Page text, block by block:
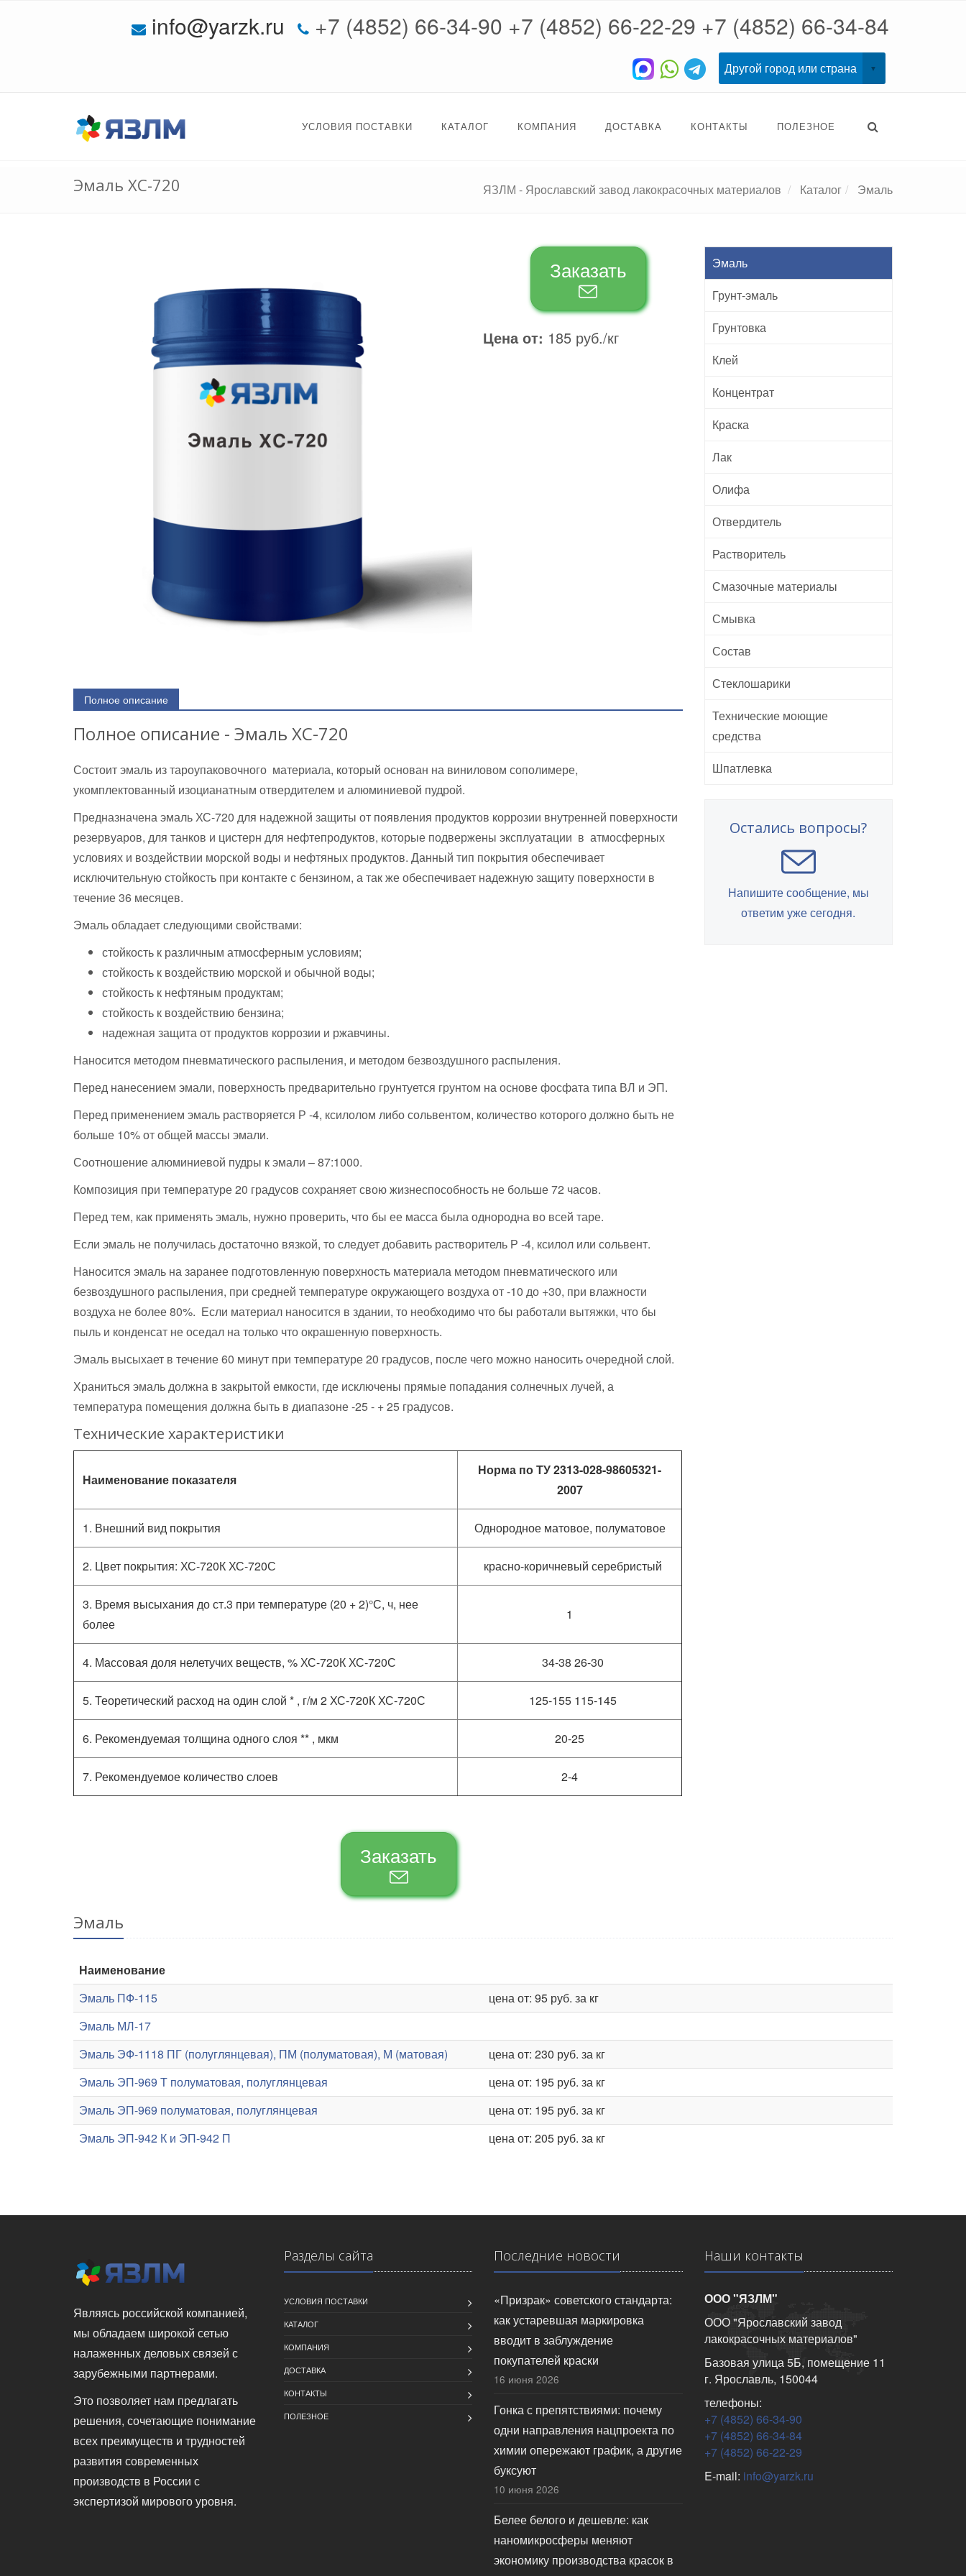
info@yarzk.ru +7 (4852) 66-34-90 +7 (4852) 66-22-29 +7 (4852) 66-34-84
УСЛОВИЯ ПОСТАВКИ КАТАЛОГ КОМПАНИЯ ДОСТАВКА КОНТАКТЫ ПОЛЕЗНОЕ
Эмаль ХС-720 ЯЗЛМ - Ярославский завод лакокрасочных материалов Каталог Эмаль
Заказать
Цена от: 185 руб./кг
Полное описание
Полное описание - Эмаль ХС-720
Состоит эмаль из тароупаковочного материала, который основан на виниловом сополимере,
укомплектованный изоцианатным отвердителем и алюминиевой пудрой.
Предназначена эмаль ХС-720 для надежной защиты от появления продуктов коррозии внутренней поверхности
резервуаров, для танков и цистерн для нефтепродуктов, которые подвержены эксплуатации в атмосферных
условиях и воздействии морской воды и нефтяных продуктов. Данный тип покрытия обеспечивает
исключительную стойкость при контакте с бензином, а так же обеспечивает надежную защиту поверхности в
течение 36 месяцев.
Эмаль обладает следующими свойствами:
стойкость к различным атмосферным условиям;
стойкость к воздействию морской и обычной воды;
стойкость к нефтяным продуктам;
стойкость к воздействию бензина;
надежная защита от продуктов коррозии и ржавчины.
Наносится методом пневматического распыления, и методом безвоздушного распыления.
Перед нанесением эмали, поверхность предварительно грунтуется грунтом на основе фосфата типа ВЛ и ЭП.
Перед применением эмаль растворяется Р -4, ксилолом либо сольвентом, количество которого должно быть не
больше 10% от общей массы эмали.
Соотношение алюминиевой пудры к эмали – 87:1000.
Композиция при температуре 20 градусов сохраняет свою жизнеспособность не больше 72 часов.
Перед тем, как применять эмаль, нужно проверить, что бы ее масса была однородна во всей таре.
Если эмаль не получилась достаточно вязкой, то следует добавить растворитель Р -4, ксилол или сольвент.
Наносится эмаль на заранее подготовленную поверхность материала методом пневматического или
безвоздушного распыления, при средней температуре окружающего воздуха от -10 до +30, при влажности
воздуха не более 80%. Если материал наносится в здании, то необходимо что бы работали вытяжки, что бы
пыль и конденсат не оседал на только что окрашенную поверхность.
Эмаль высыхает в течение 60 минут при температуре 20 градусов, после чего можно наносить очередной слой.
Храниться эмаль должна в закрытой емкости, где исключены прямые попадания солнечных лучей, а
температура помещения должна быть в диапазоне -25 - + 25 градусов.
Технические характеристики
Наименование показателя
Норма по ТУ 2313-028-98605321-
2007
1. Внешний вид покрытия Однородное матовое, полуматовое
2. Цвет покрытия: ХС-720К ХС-720С красно-коричневый серебристый
3. Время высыхания до ст.3 при температуре (20 + 2)°С, ч, нее
более
1
4. Массовая доля нелетучих веществ, % ХС-720К ХС-720С 34-38 26-30
5. Теоретический расход на один слой * , г/м 2 ХС-720К ХС-720С 125-155 115-145
6. Рекомендуемая толщина одного слоя ** , мкм 20-25
7. Рекомендуемое количество слоев 2-4
Заказать
Эмаль
Грунт-эмаль
Грунтовка
Клей
Концентрат
Краска
Лак
Олифа
Отвердитель
Растворитель
Смазочные материалы
Смывка
Состав
Стеклошарики
Технические моющие
средства
Шпатлевка
Остались вопросы?
Напишите сообщение, мы
ответим уже сегодня.
Эмаль
Наименование
Эмаль ПФ-115
цена от: 95 руб. за кг
Эмаль МЛ-17
Эмаль ЭФ-1118 ПГ (полуглянцевая), ПМ (полуматовая), М (матовая)
цена от: 230 руб. за кг
Эмаль ЭП-969 Т полуматовая, полуглянцевая
цена от: 195 руб. за кг
Эмаль ЭП-969 полуматовая, полуглянцевая
цена от: 195 руб. за кг
Эмаль ЭП-942 К и ЭП-942 П
цена от: 205 руб. за кг
Являясь российской компанией,
мы обладаем широкой сетью
налаженных деловых связей с
зарубежными партнерами.
Это позволяет нам предлагать
решения, сочетающие понимание
всех преимуществ и трудностей
развития современных
производств в России с
экспертизой мирового уровня.
Разделы сайта
УСЛОВИЯ ПОСТАВКИ
КАТАЛОГ
КОМПАНИЯ
ДОСТАВКА
КОНТАКТЫ
ПОЛЕЗНОЕ
Последние новости
«Призрак» советского стандарта:
как устаревшая маркировка
вводит в заблуждение
покупателей краски
16 июня 2026
Гонка с препятствиями: почему
одни направления нацпроекта по
химии опережают график, а другие
буксуют
10 июня 2026
Белее белого и дешевле: как
наномикросферы меняют
экономику производства красок в
Наши контакты
ООО "ЯЗЛМ"
ООО "Ярославский завод
лакокрасочных материалов"
Базовая улица 5Б, помещение 11
г. Ярославль, 150044
телефоны:
+7 (4852) 66-34-90
+7 (4852) 66-34-84
+7 (4852) 66-22-29
E-mail: info@yarzk.ru